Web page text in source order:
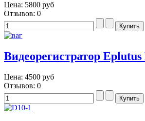
Цена: 5800 руб
Отзывов: 0
Видеорегистратор Eplutus
Цена: 4500 руб
Отзывов: 0